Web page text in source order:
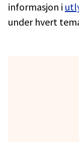
informasjon i
under hvert